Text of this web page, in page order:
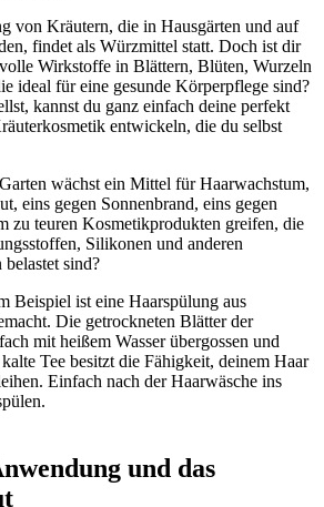
von Kräutern, die in Hausgärten und auf
findet als Würzmittel statt. Doch ist dir
Wirkstoffe in Blättern, Blüten, Wurzeln
ideal für eine gesunde Körperpflege sind?
kannst du ganz einfach deine perfekt
entwickeln, die du selbst
wächst ein Mittel für Haarwachstum,
eins gegen Sonnenbrand, eins gegen
zu teuren Kosmetikprodukten greifen, die
Silikonen und anderen
belastet sind?
Beispiel ist eine Haarspülung aus
Die getrockneten Blätter der
mit heißem Wasser übergossen und
Tee besitzt die Fähigkeit, deinem Haar
Einfach nach der Haarwäsche ins
und das